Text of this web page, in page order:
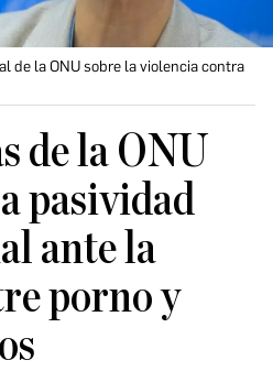
de la ONU sobre la violencia contra
de la ONU
pasividad
ante la
porno y